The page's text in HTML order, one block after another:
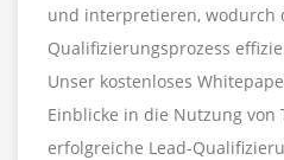
und interpretieren, wodurch
Qualifizierungsprozess
Unser kostenloses
Einblicke in die Nutzung von
erfolgreiche Lead-